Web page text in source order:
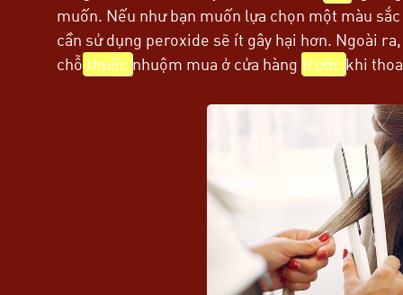
muốn. Nếu như bạn muốn lựa chọn một màu
cần sử dụng peroxide sẽ ít gây hại hơn. Ngoài
chỗ thuốc nhuộm mua ở cửa hàng trước khi